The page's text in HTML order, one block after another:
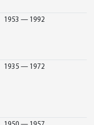
1953 — 1992
1935 — 1972